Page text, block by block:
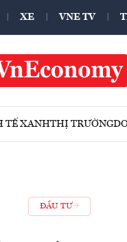
XE VNE TV
TẾ XANHTHỊ TRƯỜNG
ĐẦU TƯ